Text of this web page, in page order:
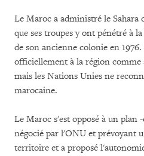
Le Maroc a administré le Sahara
que ses troupes y ont pénétré à
de son ancienne colonie en
officiellement à la région comme
mais les Nations Unies ne
marocaine.
Le Maroc s'est opposé à un plan
négocié par l'ONU et prévoyant
territoire et a proposé